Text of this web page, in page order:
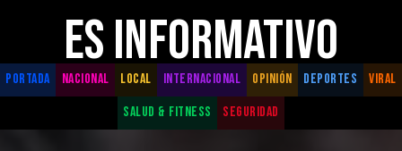
ES INFORMATIVO
PORTADA NACIONAL LOCAL INTERNACIONAL OPINIÓN DEPORTES
VIRAL
SALUD & FITNESS
SEGURIDAD